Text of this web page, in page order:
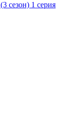
(3 сезон) 1 серия